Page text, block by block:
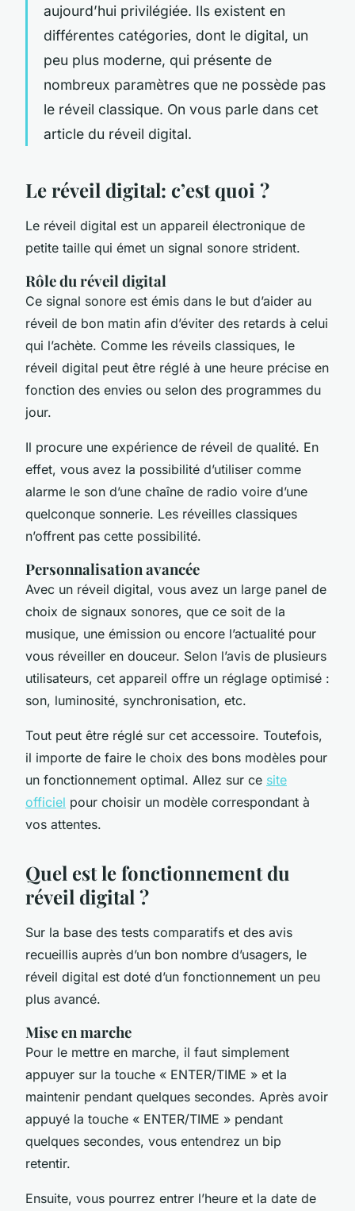
aujourd’hui privilégiée. Ils existent en
différentes catégories, dont le digital, un
peu plus moderne, qui présente de
nombreux paramètres que ne possède pas
le réveil classique. On vous parle dans cet
article du réveil digital.
Le réveil digital: c’est quoi ?
Le réveil digital est un appareil électronique de
petite taille qui émet un signal sonore strident.
Rôle du réveil digital
Ce signal sonore est émis dans le but d’aider au
réveil de bon matin afin d’éviter des retards à celui
qui l’achète. Comme les réveils classiques, le
réveil digital peut être réglé à une heure précise en
fonction des envies ou selon des programmes du
jour.
Il procure une expérience de réveil de qualité. En
effet, vous avez la possibilité d’utiliser comme
alarme le son d’une chaîne de radio voire d’une
quelconque sonnerie. Les réveilles classiques
n’offrent pas cette possibilité.
Personnalisation avancée
Avec un réveil digital, vous avez un large panel de
choix de signaux sonores, que ce soit de la
musique, une émission ou encore l’actualité pour
vous réveiller en douceur. Selon l’avis de plusieurs
utilisateurs, cet appareil offre un réglage optimisé :
son, luminosité, synchronisation, etc.
Tout peut être réglé sur cet accessoire. Toutefois,
il importe de faire le choix des bons modèles pour
un fonctionnement optimal. Allez sur ce site
officiel pour choisir un modèle correspondant à
vos attentes.
Quel est le fonctionnement du
réveil digital ?
Sur la base des tests comparatifs et des avis
recueillis auprès d’un bon nombre d’usagers, le
réveil digital est doté d’un fonctionnement un peu
plus avancé.
Mise en marche
Pour le mettre en marche, il faut simplement
appuyer sur la touche « ENTER/TIME » et la
maintenir pendant quelques secondes. Après avoir
appuyé la touche « ENTER/TIME » pendant
quelques secondes, vous entendrez un bip
retentir.
Ensuite, vous pourrez entrer l’heure et la date de